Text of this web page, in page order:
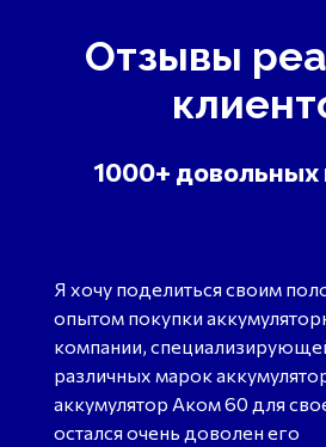
Отзывы
1000+ довольных
Я хочу поделиться своим
опытом покупки
компании,
различных марок
аккумулятор Аком 60 для
остался очень доволен его